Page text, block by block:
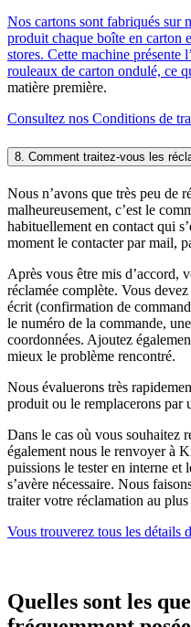
Nos cartons sont fabriqués sur
produit chaque boîte en carton
stores. Cette machine présente
rouleaux de carton ondulé, ce
matière première.
Consultez nos Conditions de
8. Comment traitez-vous les
Nous n’avons que très peu de
malheureusement, c’est le
habituellement en contact qui
moment le contacter par mail,
Après vous être mis d’accord,
réclamée complète. Vous
écrit (confirmation de
le numéro de la commande,
coordonnées. Ajoutez
mieux le problème rencontré.
Nous évaluerons très
produit ou le remplacerons par
Dans le cas où vous souhaitez
également nous le renvoyer à
puissions le tester en interne et
s’avère nécessaire. Nous
traiter votre réclamation au
Vous trouverez tous les détails
Quelles sont les